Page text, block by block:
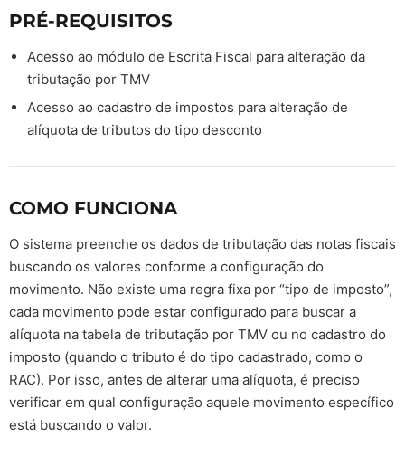
PRÉ-REQUISITOS
Acesso ao módulo de Escrita Fiscal para alteração da
tributação por TMV
Acesso ao cadastro de impostos para alteração de
alíquota de tributos do tipo desconto
COMO FUNCIONA
O sistema preenche os dados de tributação das notas fiscais
buscando os valores conforme a configuração do
movimento. Não existe uma regra fixa por “tipo de imposto”,
cada movimento pode estar configurado para buscar a
alíquota na tabela de tributação por TMV ou no cadastro do
imposto (quando o tributo é do tipo cadastrado, como o
RAC). Por isso, antes de alterar uma alíquota, é preciso
verificar em qual configuração aquele movimento específico
está buscando o valor.